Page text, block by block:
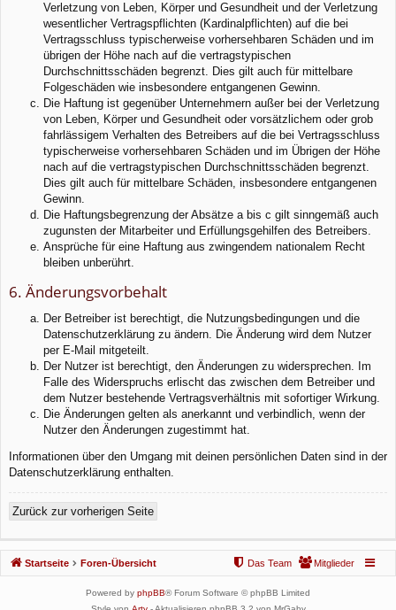
Verletzung von Leben, Körper und Gesundheit und der Verletzung
wesentlicher Vertragspflichten (Kardinalpflichten) auf die bei
Vertragsschluss typischerweise vorhersehbaren Schäden und im
übrigen der Höhe nach auf die vertragstypischen
Durchschnittsschäden begrenzt. Dies gilt auch für mittelbare
Folgeschäden wie insbesondere entgangenen Gewinn.
Die Haftung ist gegenüber Unternehmern außer bei der Verletzung
von Leben, Körper und Gesundheit oder vorsätzlichem oder grob
fahrlässigem Verhalten des Betreibers auf die bei Vertragsschluss
typischerweise vorhersehbaren Schäden und im Übrigen der Höhe
nach auf die vertragstypischen Durchschnittsschäden begrenzt.
Dies gilt auch für mittelbare Schäden, insbesondere entgangenen
Gewinn.
Die Haftungsbegrenzung der Absätze a bis c gilt sinngemäß auch
zugunsten der Mitarbeiter und Erfüllungsgehilfen des Betreibers.
Ansprüche für eine Haftung aus zwingendem nationalem Recht
bleiben unberührt.
6. Änderungsvorbehalt
Der Betreiber ist berechtigt, die Nutzungsbedingungen und die
Datenschutzerklärung zu ändern. Die Änderung wird dem Nutzer
per E-Mail mitgeteilt.
Der Nutzer ist berechtigt, den Änderungen zu widersprechen. Im
Falle des Widerspruchs erlischt das zwischen dem Betreiber und
dem Nutzer bestehende Vertragsverhältnis mit sofortiger Wirkung.
Die Änderungen gelten als anerkannt und verbindlich, wenn der
Nutzer den Änderungen zugestimmt hat.
Informationen über den Umgang mit deinen persönlichen Daten sind in der
Datenschutzerklärung enthalten.
Zurück zur vorherigen Seite
Startseite Foren-Übersicht Mitglieder
Das Team
Powered by phpBB® Forum Software © phpBB Limited